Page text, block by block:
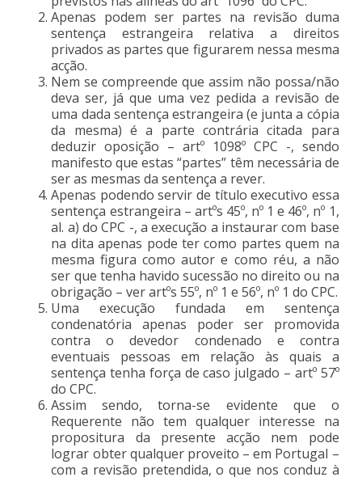
Apenas podem ser partes na revisão duma
sentença estrangeira relativa a direitos
privados as partes que figurarem nessa mesma
acção.
Nem se compreende que assim não possa/não
deva ser, já que uma vez pedida a revisão de
uma dada sentença estrangeira (e junta a cópia
da mesma) é a parte contrária citada para
deduzir oposição – artº 1098º CPC -, sendo
manifesto que estas “partes” têm necessária de
ser as mesmas da sentença a rever.
Apenas podendo servir de título executivo essa
sentença estrangeira – artºs 45º, nº 1 e 46º, nº 1,
al. a) do CPC -, a execução a instaurar com base
na dita apenas pode ter como partes quem na
mesma figura como autor e como réu, a não
ser que tenha havido sucessão no direito ou na
obrigação – ver artºs 55º, nº 1 e 56º, nº 1 do CPC.
Uma execução fundada em sentença
condenatória apenas poder ser promovida
contra o devedor condenado e contra
eventuais pessoas em relação às quais a
sentença tenha força de caso julgado – artº 57º
do CPC.
Assim sendo, torna-se evidente que o
Requerente não tem qualquer interesse na
propositura da presente acção nem pode
lograr obter qualquer proveito – em Portugal –
com a revisão pretendida, o que nos conduz à